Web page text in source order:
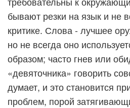
бывают резки на язык и не
критике. Слова - лучшее
но не всегда оно
образом; часто гнев или
«девяточника» говорить
думает, и это становится
проблем, порой